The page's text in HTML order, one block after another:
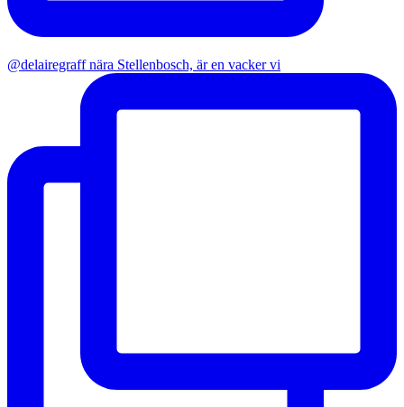
@delairegraff nära Stellenbosch, är en vacker vi